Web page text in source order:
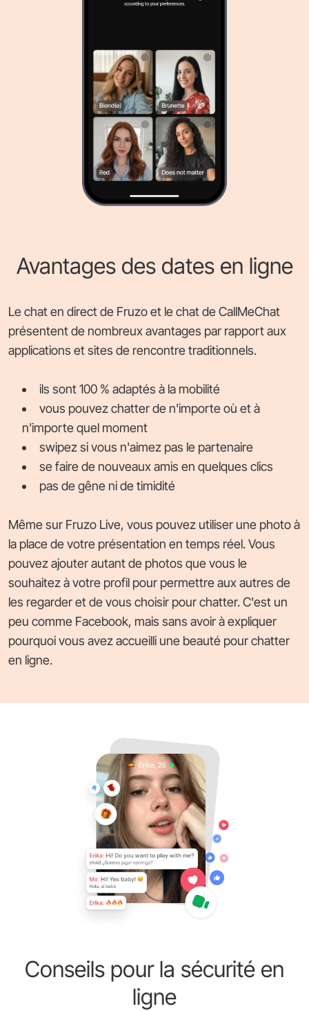
Avantages des dates en ligne
Le chat en direct de Fruzo et le chat de CallMeChat
présentent de nombreux avantages par rapport aux
applications et sites de rencontre traditionnels.
ils sont 100 % adaptés à la mobilité
vous pouvez chatter de n'importe où et à
n'importe quel moment
swipez si vous n'aimez pas le partenaire
se faire de nouveaux amis en quelques clics
pas de gêne ni de timidité
Même sur Fruzo Live, vous pouvez utiliser une photo à
la place de votre présentation en temps réel. Vous
pouvez ajouter autant de photos que vous le
souhaitez à votre profil pour permettre aux autres de
les regarder et de vous choisir pour chatter. C'est un
peu comme Facebook, mais sans avoir à expliquer
pourquoi vous avez accueilli une beauté pour chatter
en ligne.
Conseils pour la sécurité en
ligne